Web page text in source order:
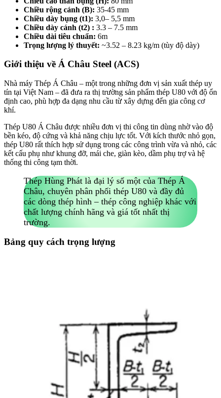
Chiều rộng cánh (B): 35-45 mm
Chiều dày bụng (t1): 3,0– 5,5 mm
Chiều dày cánh (t2) : 3.3 – 7.5 mm
Chiều dài tiêu chuẩn: 6m
Trọng lượng lý thuyết: ~3.52 – 8.23 kg/m (tùy độ dày)
Giới thiệu về Á Châu Steel (ACS)
Nhà máy Thép Á Châu – một trong những đơn vị sản xuất thép uy
tín tại Việt Nam – đã đưa ra thị trường sản phẩm thép U80 với độ ổn
định cao, phù hợp đa dạng nhu cầu từ xây dựng đến gia công cơ
khí.
Thép U80 Á Châu được nhiều đơn vị thi công tin dùng nhờ vào độ
bền kéo, độ cứng và khả năng chịu lực tốt. Với kích thước nhỏ gọn,
thép U80 rất thích hợp sử dụng trong các công trình vừa và nhỏ, các
kết cấu phụ như khung đỡ, mái che, giàn kèo, dầm phụ trợ và hệ
thống thi công tạm thời.
Thép Hùng Phát là đại lý số một của Thép Á
Châu, chuyên phân phối thép U80 và đầy đủ
các dòng thép hình – thép công nghiệp khác với
chất lượng chính hãng và giá tốt nhất thị
trường.
Bảng quy cách trọng lượng